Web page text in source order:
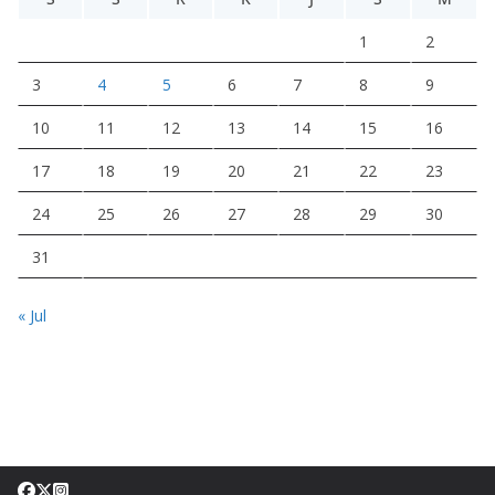
1 2
3 4 5 6 7 8 9
10 11 12 13 14 15 16
17 18 19 20 21 22 23
24 25 26 27 28 29 30
31
« Jul